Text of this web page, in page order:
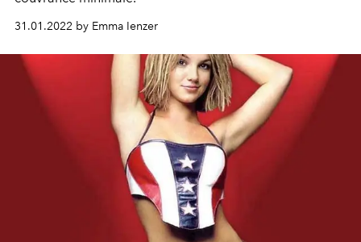
31.01.2022 by Emma Ienzer